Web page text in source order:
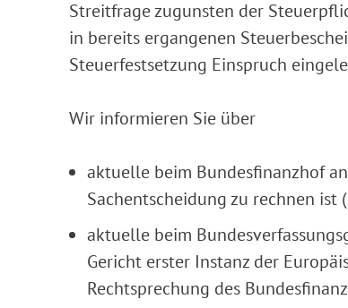
Streitfrage zugunsten der
in bereits ergangenen
Steuerfestsetzung Einspruch
Wir informieren Sie über
aktuelle beim Bundesfinanzhof
Sachentscheidung zu rechnen ist
aktuelle beim
Gericht erster Instanz der
Rechtsprechung des